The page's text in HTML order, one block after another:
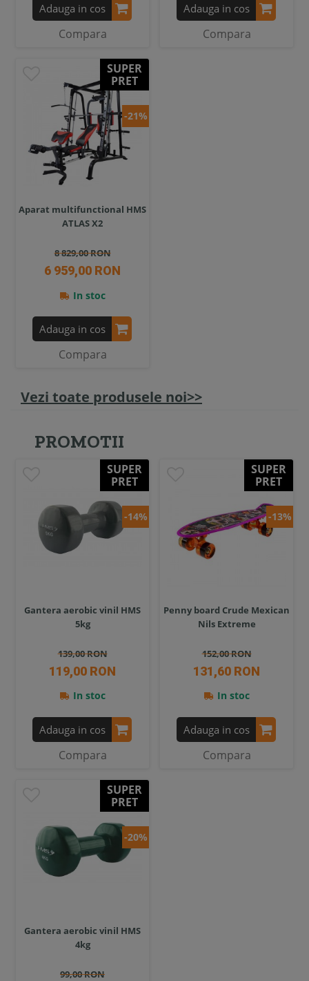
Adauga in cos
Compara
Adauga in cos
Compara
SUPER
PRET
-21%
Aparat multifunctional HMS
ATLAS X2
8 829,00 RON
6 959,00 RON
In stoc
Adauga in cos
Compara
Vezi toate produsele noi>>
PROMOTII
SUPER
PRET
-14%
Gantera aerobic vinil HMS
5kg
139,00 RON
119,00 RON
In stoc
Adauga in cos
Compara
SUPER
PRET
-13%
Penny board Crude Mexican
Nils Extreme
152,00 RON
131,60 RON
In stoc
Adauga in cos
Compara
SUPER
PRET
-20%
Gantera aerobic vinil HMS
4kg
99,00 RON